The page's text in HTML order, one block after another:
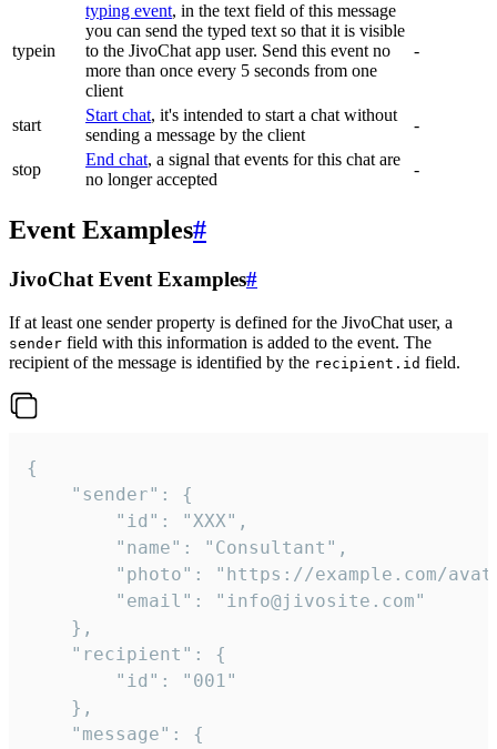
typein
typing event, in the text field of this message
you can send the typed text so that it is visible
to the JivoChat app user. Send this event no
more than once every 5 seconds from one
client
-
start
Start chat, it's intended to start a chat without
sending a message by the client
-
stop
End chat, a signal that events for this chat are
no longer accepted
-
Event Examples#
JivoChat Event Examples#
If at least one sender property is defined for the JivoChat user, a
sender field with this information is added to the event. The
recipient of the message is identified by the recipient.id field.
{